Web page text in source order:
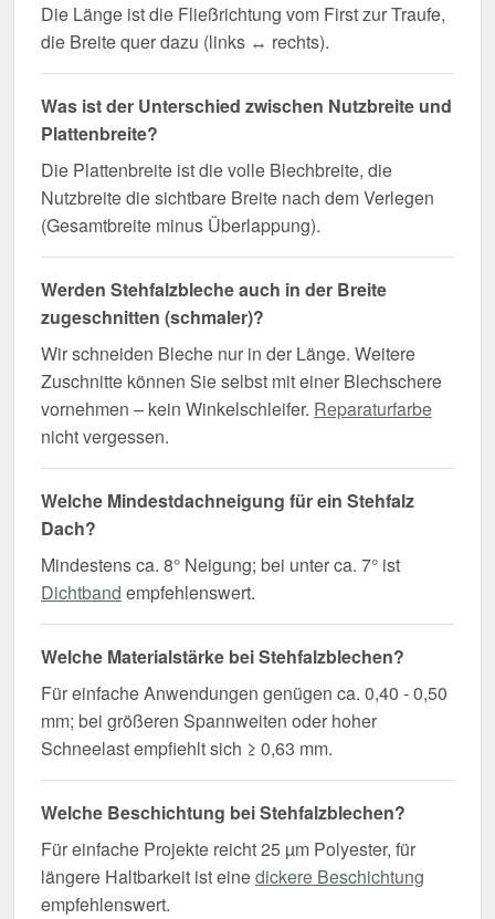
Die Länge ist die Fließrichtung vom First zur Traufe,
die Breite quer dazu (links ↔ rechts).
Was ist der Unterschied zwischen Nutzbreite und
Plattenbreite?
Die Plattenbreite ist die volle Blechbreite, die
Nutzbreite die sichtbare Breite nach dem Verlegen
(Gesamtbreite minus Überlappung).
Werden Stehfalzbleche auch in der Breite
zugeschnitten (schmaler)?
Wir schneiden Bleche nur in der Länge. Weitere
Zuschnitte können Sie selbst mit einer Blechschere
vornehmen – kein Winkelschleifer. Reparaturfarbe
nicht vergessen.
Welche Mindestdachneigung für ein Stehfalz
Dach?
Mindestens ca. 8° Neigung; bei unter ca. 7° ist
Dichtband empfehlenswert.
Welche Materialstärke bei Stehfalzblechen?
Für einfache Anwendungen genügen ca. 0,40 - 0,50
mm; bei größeren Spannweiten oder hoher
Schneelast empfiehlt sich ≥ 0,63 mm.
Welche Beschichtung bei Stehfalzblechen?
Für einfache Projekte reicht 25 µm Polyester, für
längere Haltbarkeit ist einedickere Beschichtung
empfehlenswert.